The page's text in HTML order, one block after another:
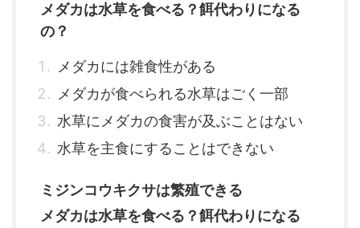
メダカは水草を食べる？餌代わりになる
の？
メダカには雑食性がある
メダカが食べられる水草はごく一部
水草にメダカの食害が及ぶことはない
水草を主食にすることはできない
ミジンコウキクサは繁殖できる
メダカは水草を食べる？餌代わりになる